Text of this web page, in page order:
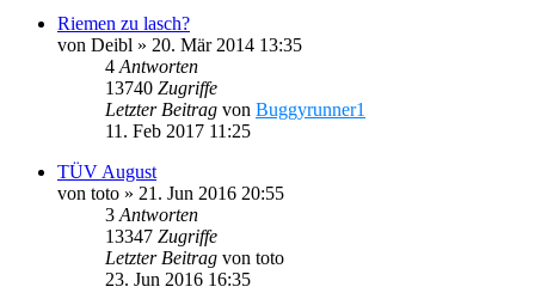
Riemen zu lasch?
von Deibl » 20. Mär 2014 13:35
4 Antworten
13740 Zugriffe
Letzter Beitrag von Buggyrunner1
11. Feb 2017 11:25
TÜV August
von toto » 21. Jun 2016 20:55
3 Antworten
13347 Zugriffe
Letzter Beitrag von toto
23. Jun 2016 16:35